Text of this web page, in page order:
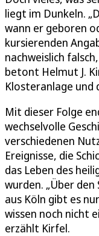
liegt im Dunkeln.
wann er geboren
kursierenden
nachweislich
betont Helmut J.
Klosteranlage und
Mit dieser Folge
wechselvolle
verschiedenen
Ereignisse, die
das Leben des
wurden. „Über
aus Köln gibt es
wissen noch nicht
erzählt Kirfel.